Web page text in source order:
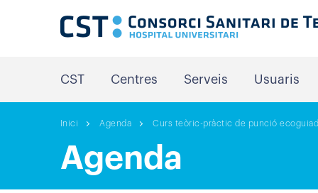
CST Centres Serveis Usuaris
Inici Agenda Curs teòric-pràctic de punció
Agenda